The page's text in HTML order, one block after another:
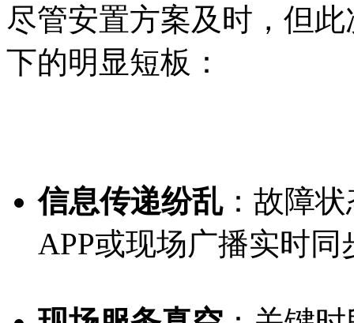
尽管安置方案及时，但
下的明显短板：
信息传递纷乱：故障
APP或现场广播实时同